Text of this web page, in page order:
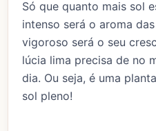
Só que quanto mais sol
intenso será o aroma
vigoroso será o seu
lúcia lima precisa de no
dia. Ou seja, é uma
sol pleno!